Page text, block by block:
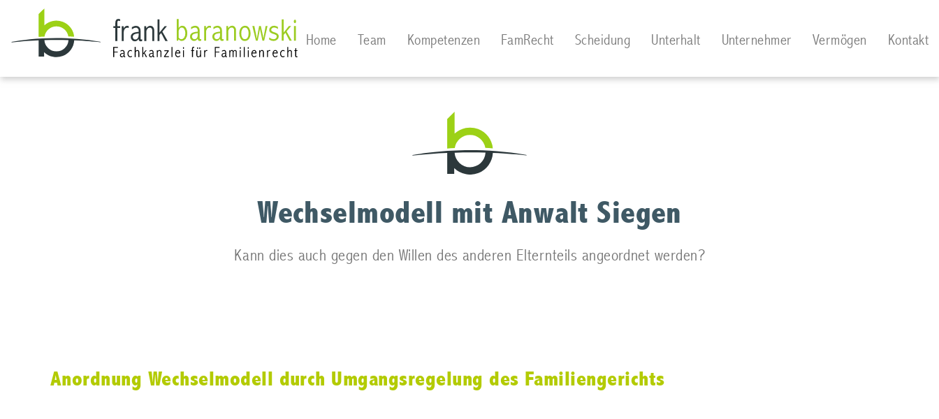
Home Team Kompetenzen FamRecht Scheidung Unterhalt Unternehmer Vermögen Kontakt
Wechselmodell mit Anwalt Siegen
Kann dies auch gegen den Willen des anderen Elternteils angeordnet werden?
Anordnung Wechselmodell durch Umgangsregelung des Familiengerichts